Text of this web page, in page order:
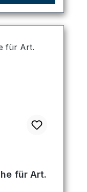
für Art.